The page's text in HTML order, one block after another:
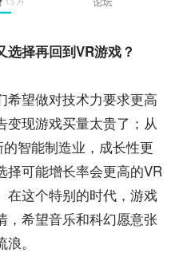
择再回到VR游戏？
希望做对技术力要求更高
变现游戏买量太贵了；从
智能制造业，成长性更
择可能增长率会更高的VR
在这个特别的时代，游戏
，希望音乐和科幻愿意张
。